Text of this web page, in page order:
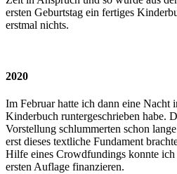
ersten Geburtstag ein fertiges
erstmal nichts.
2020
Im Februar hatte ich dann eine Nacht
Kinderbuch runtergeschrieben habe.
Vorstellung schlummerten schon
erst dieses textliche Fundament
Hilfe eines Crowdfundings konnte
ersten Auflage finanzieren.